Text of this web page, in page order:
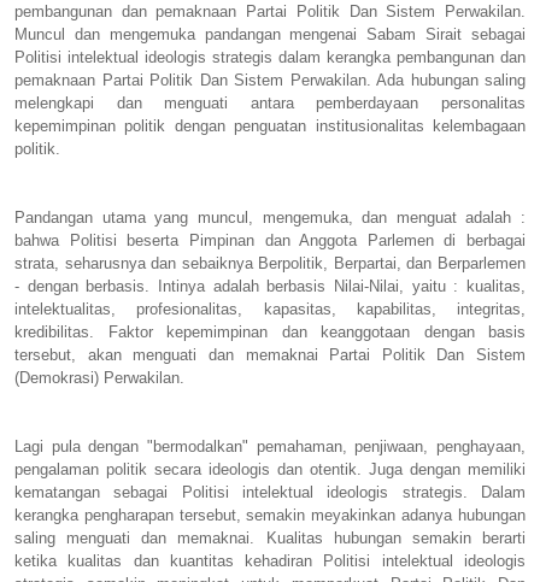
pembangunan dan pemaknaan Partai Politik Dan Sistem Perwakilan.
Muncul dan mengemuka pandangan mengenai Sabam Sirait sebagai
Politisi intelektual ideologis strategis dalam kerangka pembangunan dan
pemaknaan Partai Politik Dan Sistem Perwakilan. Ada hubungan saling
melengkapi dan menguati antara pemberdayaan personalitas
kepemimpinan politik dengan penguatan institusionalitas kelembagaan
politik.
Pandangan utama yang muncul, mengemuka, dan menguat adalah :
bahwa Politisi beserta Pimpinan dan Anggota Parlemen di berbagai
strata, seharusnya dan sebaiknya Berpolitik, Berpartai, dan Berparlemen
- dengan berbasis. Intinya adalah berbasis Nilai-Nilai, yaitu : kualitas,
intelektualitas, profesionalitas, kapasitas, kapabilitas, integritas,
kredibilitas. Faktor kepemimpinan dan keanggotaan dengan basis
tersebut, akan menguati dan memaknai Partai Politik Dan Sistem
(Demokrasi) Perwakilan.
Lagi pula dengan "bermodalkan" pemahaman, penjiwaan, penghayaan,
pengalaman politik secara ideologis dan otentik. Juga dengan memiliki
kematangan sebagai Politisi intelektual ideologis strategis. Dalam
kerangka pengharapan tersebut, semakin meyakinkan adanya hubungan
saling menguati dan memaknai. Kualitas hubungan semakin berarti
ketika kualitas dan kuantitas kehadiran Politisi intelektual ideologis